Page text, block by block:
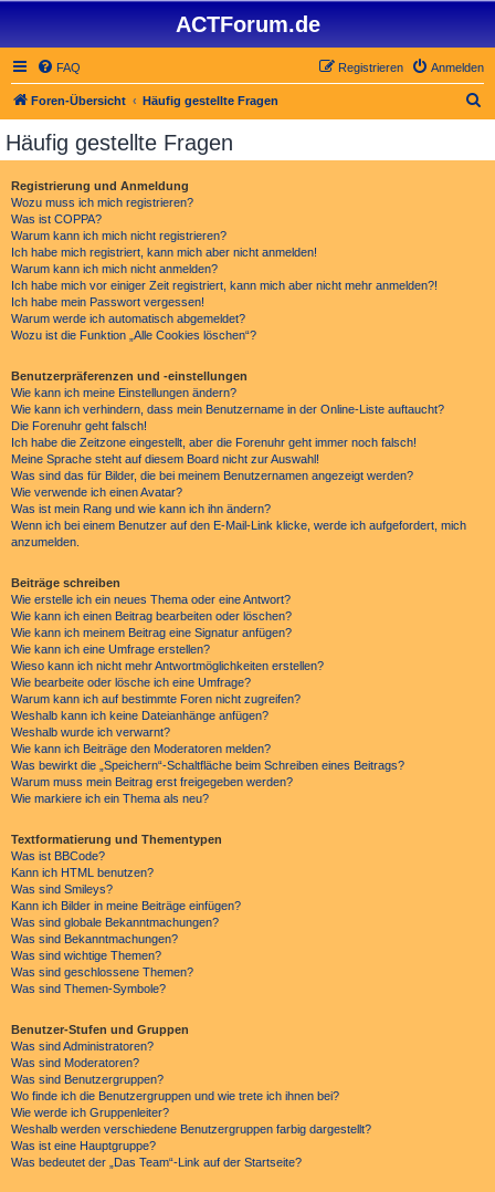
ACTForum.de
FAQ Anmelden
Registrieren
Foren-Übersicht Häufig gestellte Fragen
Häufig gestellte Fragen
Registrierung und Anmeldung
Wozu muss ich mich registrieren?
Was ist COPPA?
Warum kann ich mich nicht registrieren?
Ich habe mich registriert, kann mich aber nicht anmelden!
Warum kann ich mich nicht anmelden?
Ich habe mich vor einiger Zeit registriert, kann mich aber nicht mehr anmelden?!
Ich habe mein Passwort vergessen!
Warum werde ich automatisch abgemeldet?
Wozu ist die Funktion „Alle Cookies löschen“?
Benutzerpräferenzen und -einstellungen
Wie kann ich meine Einstellungen ändern?
Wie kann ich verhindern, dass mein Benutzername in der Online-Liste auftaucht?
Die Forenuhr geht falsch!
Ich habe die Zeitzone eingestellt, aber die Forenuhr geht immer noch falsch!
Meine Sprache steht auf diesem Board nicht zur Auswahl!
Was sind das für Bilder, die bei meinem Benutzernamen angezeigt werden?
Wie verwende ich einen Avatar?
Was ist mein Rang und wie kann ich ihn ändern?
Wenn ich bei einem Benutzer auf den E-Mail-Link klicke, werde ich aufgefordert, mich
anzumelden.
Beiträge schreiben
Wie erstelle ich ein neues Thema oder eine Antwort?
Wie kann ich einen Beitrag bearbeiten oder löschen?
Wie kann ich meinem Beitrag eine Signatur anfügen?
Wie kann ich eine Umfrage erstellen?
Wieso kann ich nicht mehr Antwortmöglichkeiten erstellen?
Wie bearbeite oder lösche ich eine Umfrage?
Warum kann ich auf bestimmte Foren nicht zugreifen?
Weshalb kann ich keine Dateianhänge anfügen?
Weshalb wurde ich verwarnt?
Wie kann ich Beiträge den Moderatoren melden?
Was bewirkt die „Speichern“-Schaltfläche beim Schreiben eines Beitrags?
Warum muss mein Beitrag erst freigegeben werden?
Wie markiere ich ein Thema als neu?
Textformatierung und Thementypen
Was ist BBCode?
Kann ich HTML benutzen?
Was sind Smileys?
Kann ich Bilder in meine Beiträge einfügen?
Was sind globale Bekanntmachungen?
Was sind Bekanntmachungen?
Was sind wichtige Themen?
Was sind geschlossene Themen?
Was sind Themen-Symbole?
Benutzer-Stufen und Gruppen
Was sind Administratoren?
Was sind Moderatoren?
Was sind Benutzergruppen?
Wo finde ich die Benutzergruppen und wie trete ich ihnen bei?
Wie werde ich Gruppenleiter?
Weshalb werden verschiedene Benutzergruppen farbig dargestellt?
Was ist eine Hauptgruppe?
Was bedeutet der „Das Team“-Link auf der Startseite?